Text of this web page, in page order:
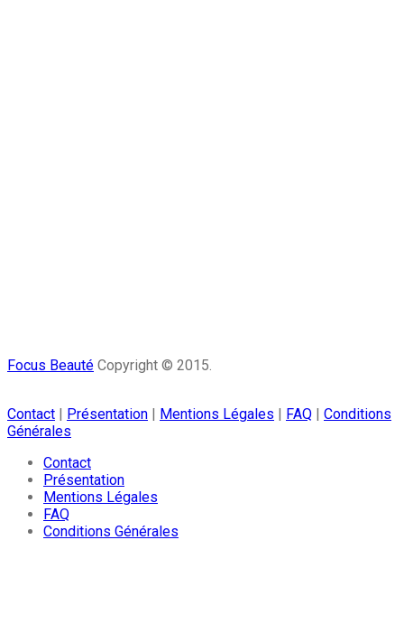
Focus Beauté Copyright © 2015.
Contact Présentation Mentions Légales FAQ
Conditions
Générales
Contact
Présentation
Mentions Légales
FAQ
Conditions Générales